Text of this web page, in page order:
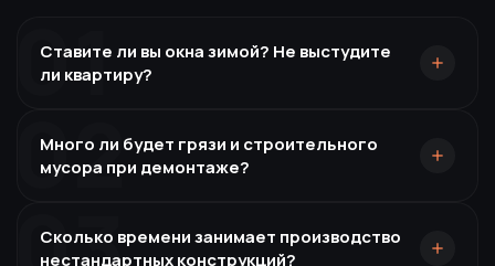
01
Ставите ли вы окна зимой? Не выстудите
ли квартиру?
02
Много ли будет грязи и строительного
мусора при демонтаже?
Сколько времени занимает производство
нестандартных конструкций?